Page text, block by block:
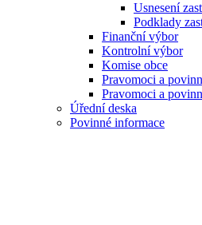
Usnesení
Podklady
Finanční výbor
Kontrolní výbor
Komise obce
Pravomoci a
Pravomoci a
Úřední deska
Povinné informace